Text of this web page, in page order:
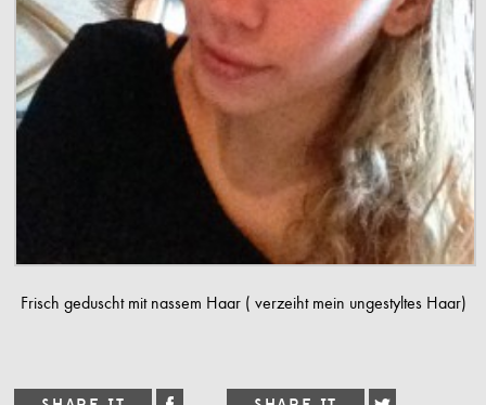
Frisch geduscht mit nassem Haar ( verzeiht mein ungestyltes Haar)